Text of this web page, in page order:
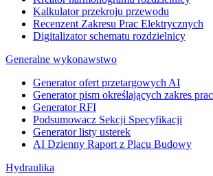
Kalkulator przekroju przewodu
Recenzent Zakresu Prac Elektrycznych
Digitalizator schematu rozdzielnicy
Generalne wykonawstwo
Generator ofert przetargowych AI
Generator pism określających zakres
Generator RFI
Podsumowacz Sekcji Specyfikacji
Generator listy usterek
AI Dzienny Raport z Placu Budowy
Hydraulika